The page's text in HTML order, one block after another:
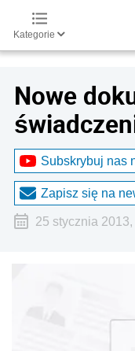
Kategorie
Nowe
Subskrybuj nas
Zapisz się na
25 stycznia 2013,